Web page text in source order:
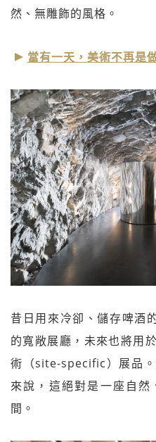
然、無雕飾的風格。
當有一天，美術不再是
昔日用來冷卻、儲存啤酒
的寬敞展廳，未來也將用
術（site-specific）展品
來說，這絕對是一座自
間。